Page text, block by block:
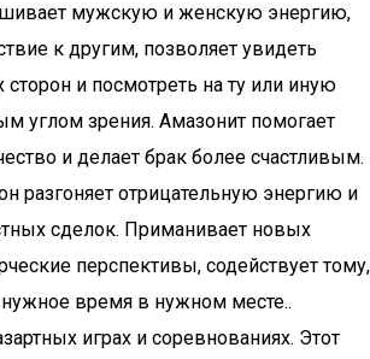
мужскую и женскую энергию,
к другим, позволяет увидеть
и посмотреть на ту или иную
углом зрения. Амазонит помогает
и делает брак более счастливым.
разгоняет отрицательную энергию и
сделок. Приманивает новых
перспективы, содействует тому,
нужное время в нужном месте..
играх и соревнованиях. Этот